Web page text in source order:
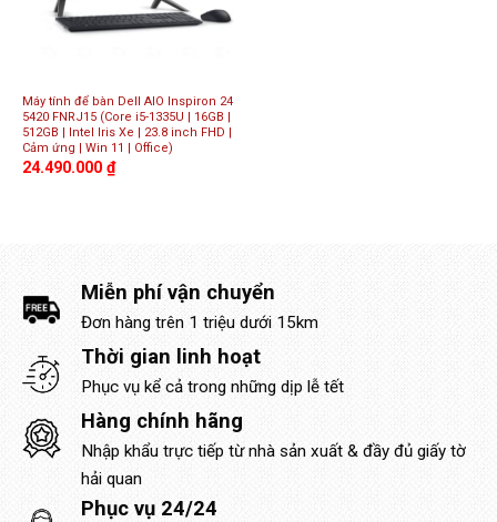
Máy tính để bàn Dell AIO Inspiron 24
5420 FNRJ15 (Core i5-1335U | 16GB |
512GB | Intel Iris Xe | 23.8 inch FHD |
Cảm ứng | Win 11 | Office)
24.490.000 ₫
Miễn phí vận chuyển
Đơn hàng trên 1 triệu dưới 15km
Thời gian linh hoạt
Phục vụ kể cả trong những dịp lễ tết
Hàng chính hãng
Nhập khẩu trực tiếp từ nhà sản xuất & đầy đủ giấy tờ
hải quan
Phục vụ 24/24